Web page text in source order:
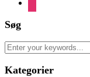
Søg
Search
for:
Kategorier